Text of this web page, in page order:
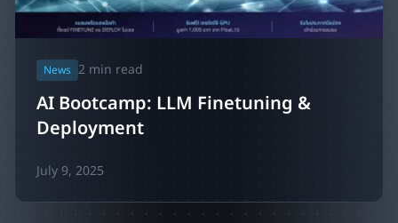
News 2 min read
AI Bootcamp: LLM Finetuning &
Deployment
July 9, 2025